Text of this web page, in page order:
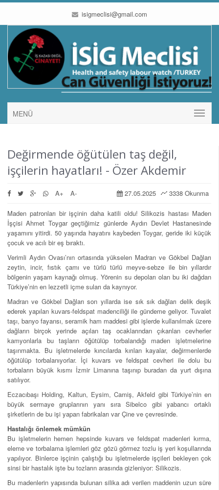
isigmeclisi@gmail.com
MENÜ
Değirmende öğütülen taş değil,
işçilerin hayatları! - Özer Akdemir
3338 Okunma
27.05.2025
A+ A-
Maden patronları bir işçinin daha katili oldu! Silikozis hastası Maden
İşçisi Ahmet Toygar geçtiğimiz günlerde Aydın Devlet Hastanesinde
yaşamını yitirdi. 50 yaşında hayatını kaybeden Toygar, geride iki küçük
çocuk ve acılı bir eş bıraktı.
Verimli Aydın Ovası’nın ortasında yükselen Madran ve Gökbel Dağları
zeytin, incir, fıstık çamı ve türlü türlü meyve-sebze ile bin yıllardır
bölgenin yaşam kaynağı olmuş. Yörenin su depoları olan bu iki dağdan
Türkiye’nin en lezzetli içme suları da kaynıyor.
Madran ve Gökbel Dağları son yıllarda ise sık sık dağları delik deşik
ederek yapılan kuvars-feldspat madenciliği ile gündeme geliyor. Tuvalet
taşı, banyo fayansı, seramik ham maddesi gibi işlerde kullanılmak üzere
dağların birçok yerinde açılan taş ocaklarından çıkarılan cevherler
kamyonlarla bu taşların öğütülüp torbalandığı maden işletmelerine
taşınmakta. Bu işletmelerde kırıcılarda kırılan kayalar, değirmenlerde
öğütülüp torbalanıyorlar. İçi kuvars ve feldspat cevheri ile dolu bu
torbaların büyük kısmı İzmir Limanına taşınıp buradan da yurt dışına
satılıyor.
Eczacıbaşı Holding, Kaltun, Eysim, Camiş, Akfeld gibi Türkiye’nin en
büyük sermaye gruplarının yanı sıra Sibelco gibi yabancı ortaklı
şirketlerin de bu işi yapan fabrikaları var Çine ve çevresinde.
Hastalığı önlemek mümkün
Bu işletmelerin hemen hepsinde kuvars ve feldspat madenleri kırma,
eleme ve torbalama işlemleri göz gözü görmez tozlu iş yeri koşullarında
yapılıyor. Binlerce işçinin çalıştığı bu işletmelerde işçileri bekleyen çok
sinsi bir hastalık işte bu tozların arasında gizleniyor: Silikozis.
Bu madenlerin yapısında bulunan silika adı verilen maddenin uzun süre